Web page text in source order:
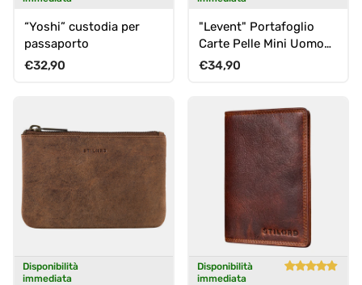
“Yoshi” custodia per
passaporto
Prezzo normale
€32,90
"Levent" Portafoglio
Carte Pelle Mini Uomo
Donna
Prezzo normale
€34,90
Disponibilità
immediata
Disponibilità
immediata